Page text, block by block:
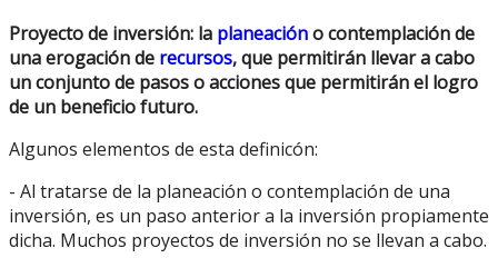
Proyecto de inversión: la planeacióno contemplación de
una erogación de recursos, que permitirán llevar a cabo
un conjunto de pasos o acciones que permitirán el logro
de un beneficio futuro.
Algunos elementos de esta definicón:
- Al tratarse de la planeación o contemplación de una
inversión, es un paso anterior a la inversión propiamente
dicha. Muchos proyectos de inversión no se llevan a cabo.